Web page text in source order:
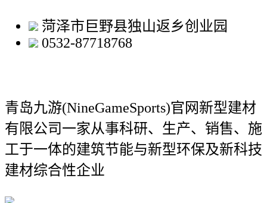
菏泽市巨野县独山返乡创业园
0532-87718768
青岛九游(NineGameSports)官网新型建材
有限公司一家从事科研、生产、销售、施
工于一体的建筑节能与新型环保及新科技
建材综合性企业